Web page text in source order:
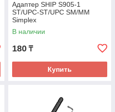
Адаптер SHIP S905-1
ST/UPC-ST/UPC SM/MM
Simplex
В наличии
180 ₸
Купить